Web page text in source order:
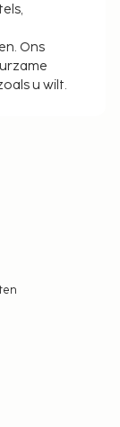
Ons
u wilt.